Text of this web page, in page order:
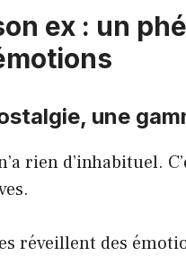
ex : un
une
rien d’inhabituel.
réveillent des